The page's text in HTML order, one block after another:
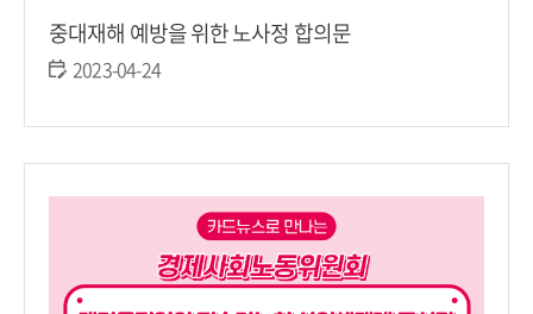
중대재해 예방을 위한 노사정 합의문
2023-04-24